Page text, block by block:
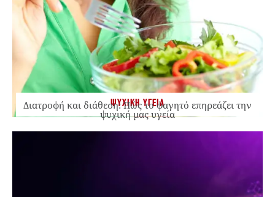
ΨΥΧΙΚΗ ΥΓΕΙΑ
Διατροφή και διάθεση: Πώς το φαγητό επηρεάζει την
ψυχική μας υγεία